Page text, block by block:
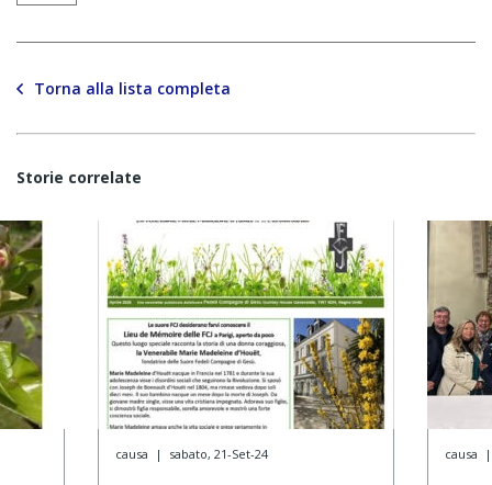
Torna alla lista completa
Storie correlate
causa | sabato, 21-Set-24 causa |